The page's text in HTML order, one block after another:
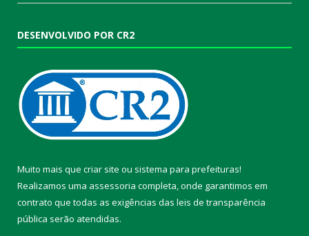
DESENVOLVIDO POR CR2
Muito mais que criar site ou sistema para prefeituras!
Realizamos uma assessoria completa, onde garantimos em
contrato que todas as exigências das leis de transparência
pública serão atendidas.